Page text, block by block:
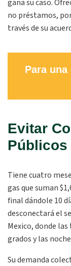
gana su caso.
no préstamos,
través de su
Para
Evitar
Públicos
Tiene cuatro
gas que suman
final dándole 10
desconectará el
Mexico, donde
grados y las
Su demanda